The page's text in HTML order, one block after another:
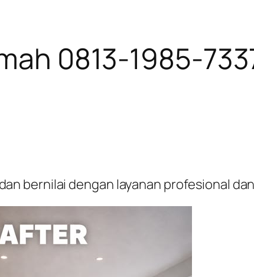
0813-1985-
bernilai dengan layanan profesional